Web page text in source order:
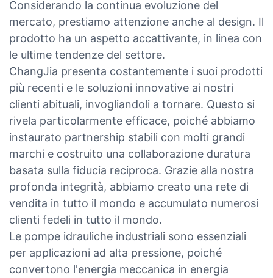
Considerando la continua evoluzione del
mercato, prestiamo attenzione anche al design. Il
prodotto ha un aspetto accattivante, in linea con
le ultime tendenze del settore.
ChangJia presenta costantemente i suoi prodotti
più recenti e le soluzioni innovative ai nostri
clienti abituali, invogliandoli a tornare. Questo si
rivela particolarmente efficace, poiché abbiamo
instaurato partnership stabili con molti grandi
marchi e costruito una collaborazione duratura
basata sulla fiducia reciproca. Grazie alla nostra
profonda integrità, abbiamo creato una rete di
vendita in tutto il mondo e accumulato numerosi
clienti fedeli in tutto il mondo.
Le pompe idrauliche industriali sono essenziali
per applicazioni ad alta pressione, poiché
convertono l'energia meccanica in energia